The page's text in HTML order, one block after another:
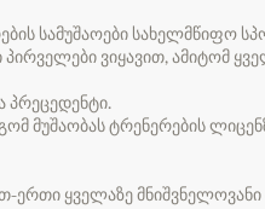
სამუშაოები სახელმწიფო
პირველები ვიყავით, ამიტომ
პრეცედენტი.
მუშაობას ტრენერების
ერთი ყველაზე